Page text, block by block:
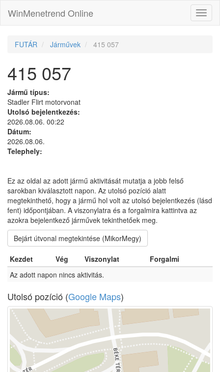
WinMenetrend Online
FUTÁR Járművek 415 057
415 057
Jármű típus:
Stadler Flirt motorvonat
Utolsó bejelentkezés:
2026.08.06. 00:22
Dátum:
2026.08.06.
Telephely:
Ez az oldal az adott jármű aktivitását mutatja a jobb felső
sarokban kiválasztott napon. Az utolsó pozíció alatt
megtekinthető, hogy a jármű hol volt az utolsó bejelentkezés (lásd
fent) időpontjában. A viszonylatra és a forgalmira kattintva az
azokra bejelentkező járművek tekinthetőek meg.
Bejárt útvonal megtekintése (MikorMegy)
Kezdet Vég Viszonylat
Forgalmi
Az adott napon nincs aktivitás.
Utolsó pozíció (Google Maps)